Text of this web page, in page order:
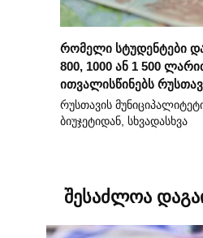
რომელი სტუდენტები
800, 1000 ან 1 500
ითვალისწინებს
რუსთავის
ბიუჯეტიდან, სხვადასხვა
შესაძლოა